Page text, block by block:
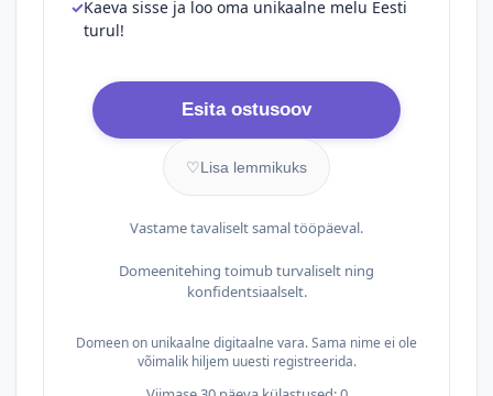
Kaeva sisse ja loo oma unikaalne melu Eesti
turul!
Esita ostusoov
♡Lisa lemmikuks
Vastame tavaliselt samal tööpäeval.
Domeenitehing toimub turvaliselt ning
konfidentsiaalselt.
Domeen on unikaalne digitaalne vara. Sama nime ei ole
võimalik hiljem uuesti registreerida.